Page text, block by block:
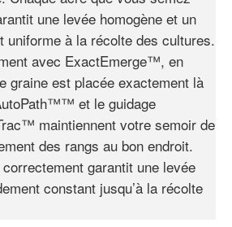
une levée homogène et un
uniforme à la récolte des cultures.
avec ExactEmerge™, en
graine est placée exactement là
et le guidage
maintiennent votre semoir de
des rangs au bon endroit.
garantit une levée
constant jusqu’à la récolte